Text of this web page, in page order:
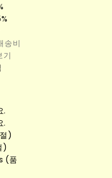
송비
기
.
.
)
)
(품